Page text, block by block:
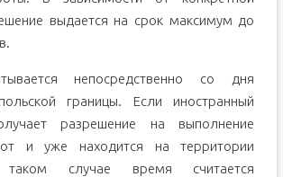
выдается на срок максимум до
непосредственно со дня
границы. Если иностранный
разрешение на выполнение
и уже находится на территории
случае время считается